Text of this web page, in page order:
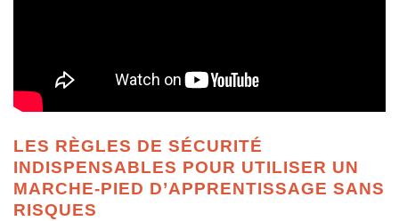
LES RÈGLES DE SÉCURITÉ
INDISPENSABLES POUR UTILISER UN
MARCHE-PIED D’APPRENTISSAGE SANS
RISQUES